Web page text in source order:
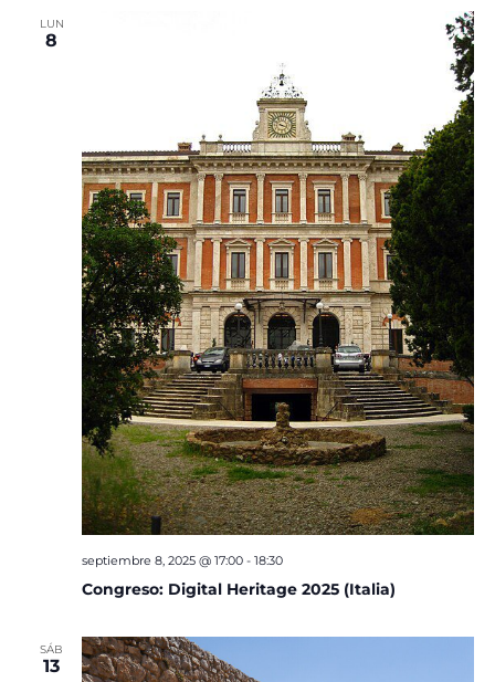
LUN
8
Congreso: Digital Heritage 2025 (Italia)
septiembre 8, 2025 @ 17:00- 18:30
SÁB
13